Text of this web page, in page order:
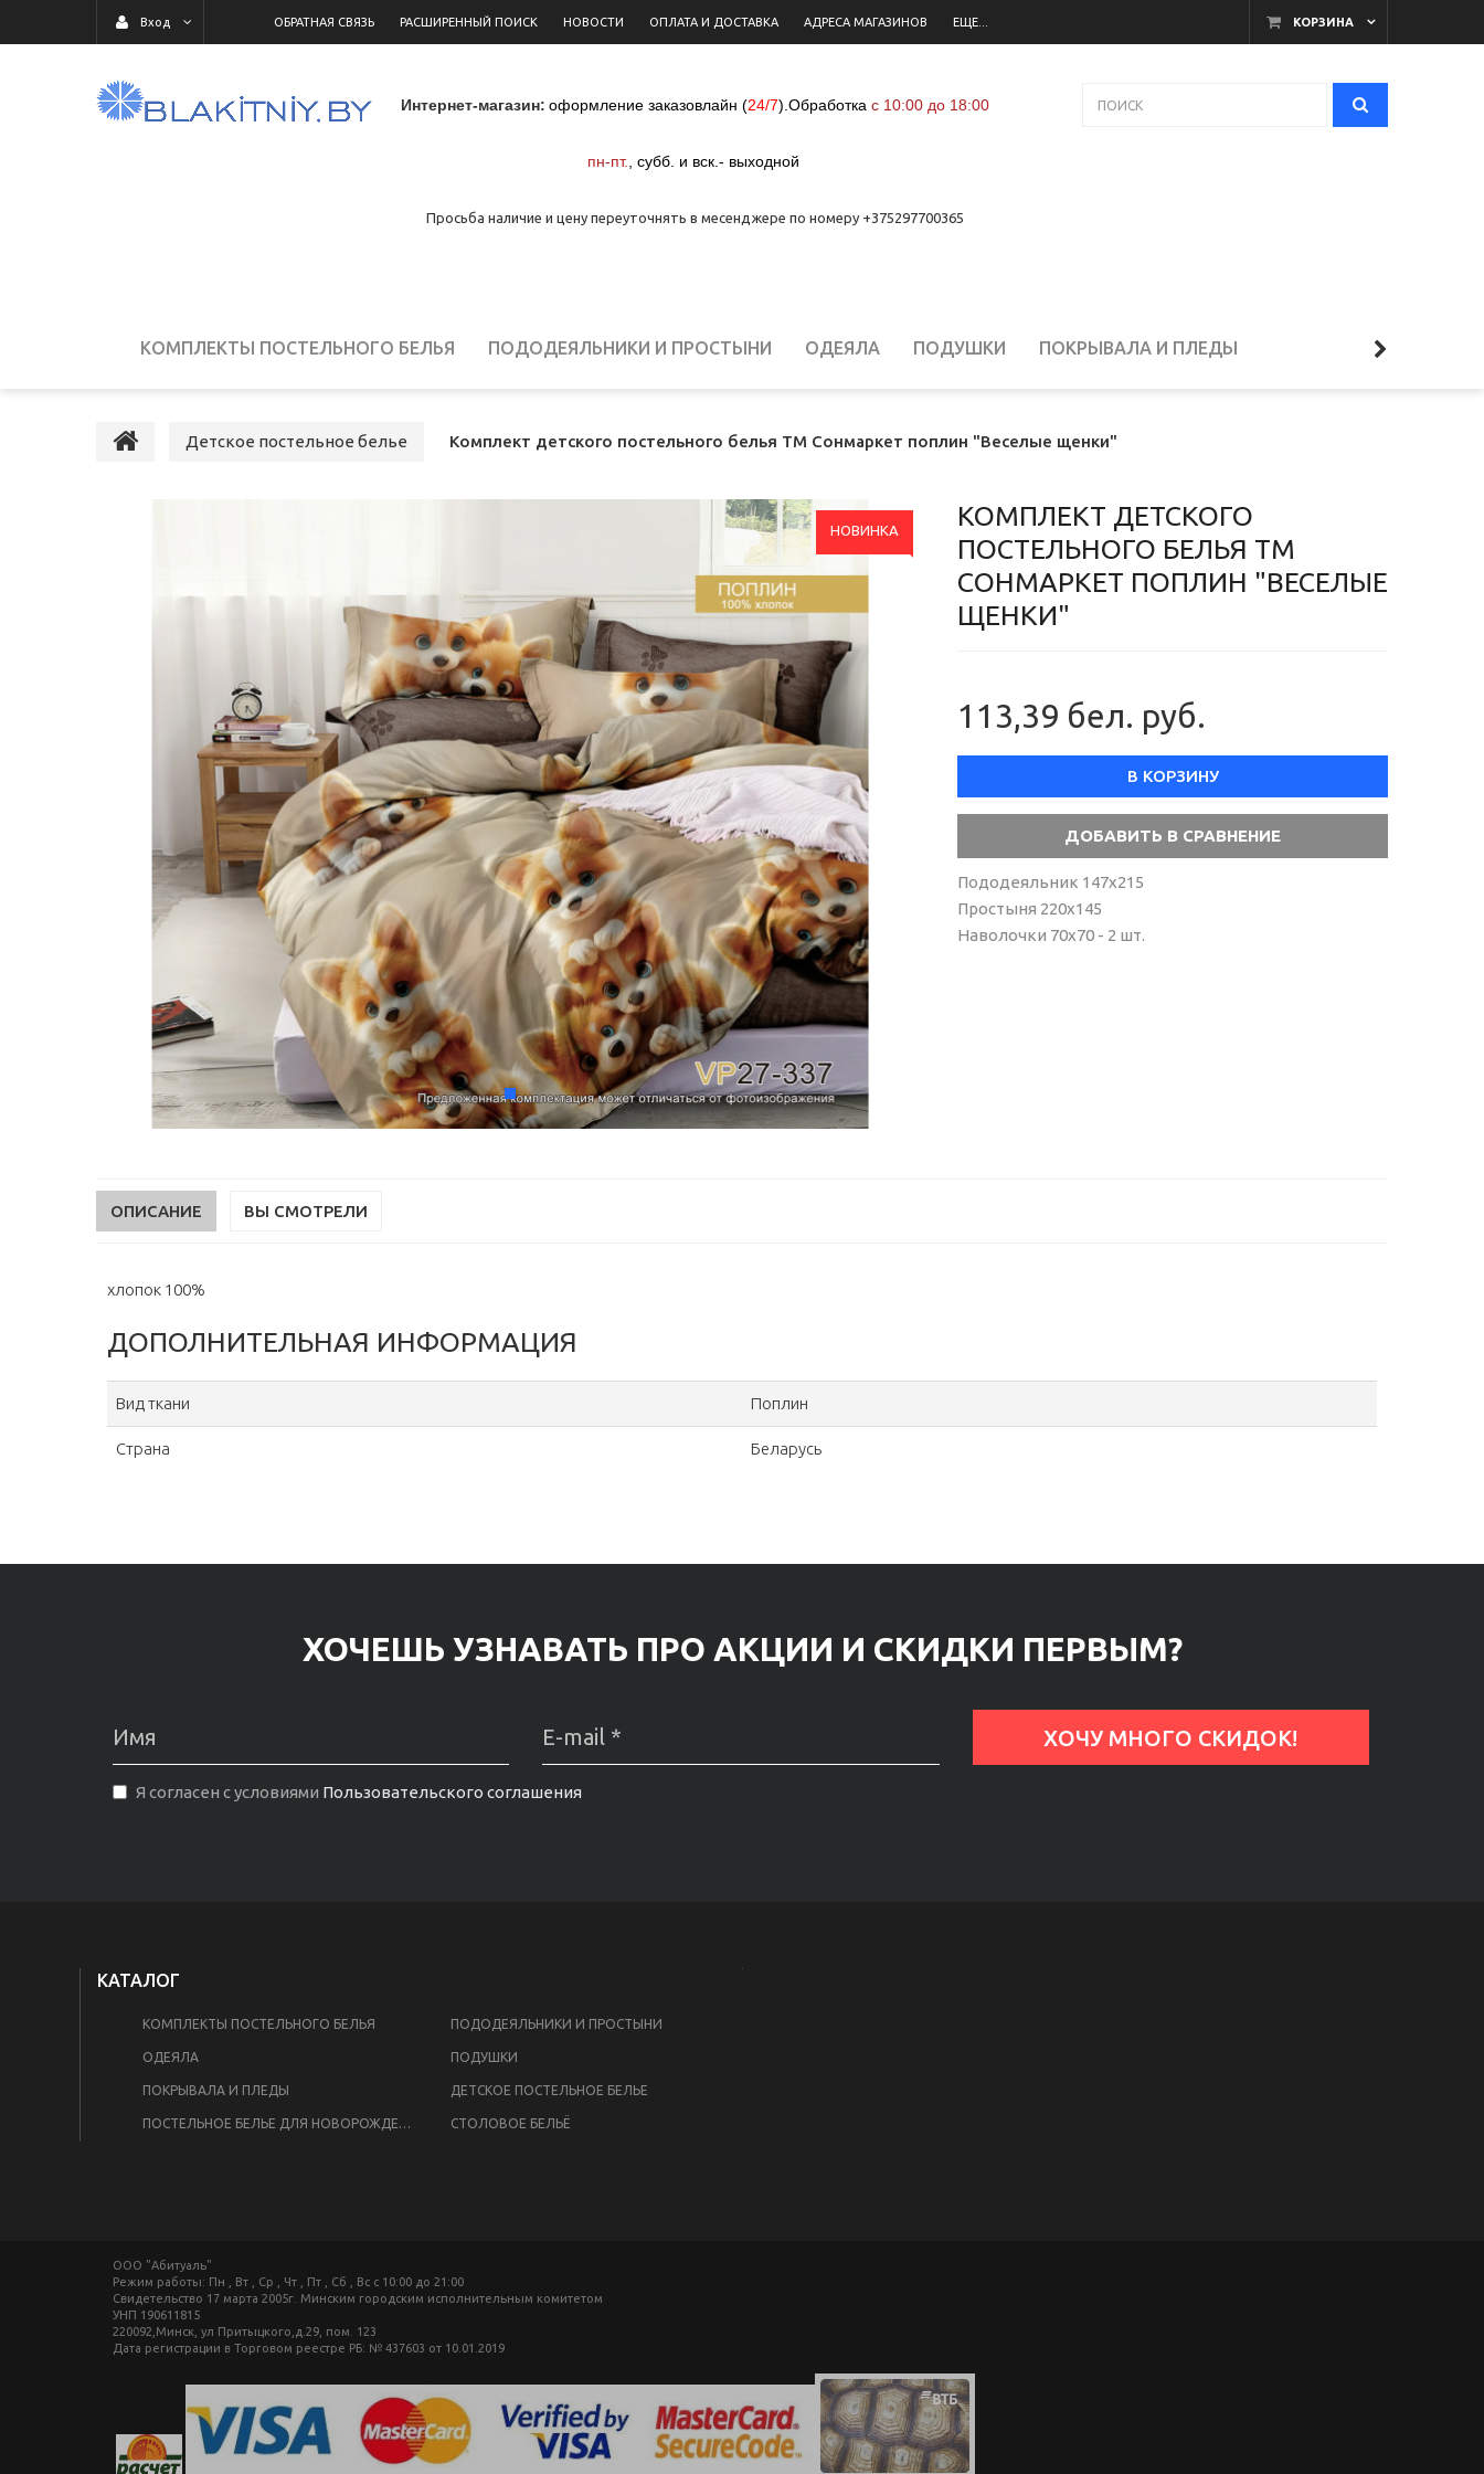
КОРЗИНА
Вход ОБРАТНАЯ СВЯЗЬ РАСШИРЕННЫЙ ПОИСК НОВОСТИ ОПЛАТА И ДОСТАВКА АДРЕСА МАГАЗИНОВ ЕЩЕ...
Интернет-магазин: оформление заказовлайн (24/7) Обработка с 10:00 до 18:00
пн-пт. субб. и вск.- выходной
Просьба наличие и цену переуточнять в месенджере по номеру +375297700365
КОМПЛЕКТЫ ПОСТЕЛЬНОГО БЕЛЬЯ ПОДОДЕЯЛЬНИКИ И ПРОСТЫНИ ОДЕЯЛА ПОДУШКИ ПОКРЫВАЛА И ПЛЕДЫ
Детское постельное белье Комплект детского постельного белья ТМ Сонмаркет поплин "Веселые щенки"
НОВИНКА
КОМПЛЕКТ ДЕТСКОГО
ПОСТЕЛЬНОГО БЕЛЬЯ ТМ
СОНМАРКЕТ ПОПЛИН "ВЕСЕЛЫЕ
ЩЕНКИ"
113,39 бел. руб.
В КОРЗИНУ
Пододеяльник 147х215
Простыня 220х145
Наволочки 70х70 - 2 шт.
ОПИСАНИЕ ВЫ СМОТРЕЛИ
хлопок 100%
ДОПОЛНИТЕЛЬНАЯ ИНФОРМАЦИЯ
Вид ткани Поплин
Страна Беларусь
ХОЧЕШЬ УЗНАВАТЬ ПРО АКЦИИ И СКИДКИ ПЕРВЫМ?
Я согласен с условиями Пользовательского соглашения
КАТАЛОГ
КОМПЛЕКТЫ ПОСТЕЛЬНОГО БЕЛЬЯ ПОДОДЕЯЛЬНИКИ И ПРОСТЫНИ
ОДЕЯЛА ПОДУШКИ
ПОКРЫВАЛА И ПЛЕДЫ ДЕТСКОЕ ПОСТЕЛЬНОЕ БЕЛЬЕ
ПОСТЕЛЬНОЕ БЕЛЬЕ ДЛЯ НОВОРОЖДЕННЫХ СТОЛОВОЕ БЕЛЬЁ
ООО "Абитуаль"
Режим работы: Пн , Вт , Ср , Чт , Пт , Сб , Вс c 10:00 до 21:00
Свидетельство 17 марта 2005г. Минским городским исполнительным комитетом
УНП 190611815
220092,Минск, ул Притыцкого,д.29, пом. 123
Дата регистрации в Торговом реестре РБ: № 437603 от 10.01.2019